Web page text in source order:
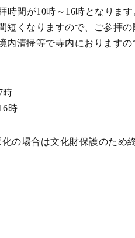
時間が10時～16時となります
短くなりますので、ご参拝の
内清掃等で寺内におりますの
時
時
の場合は文化財保護のため